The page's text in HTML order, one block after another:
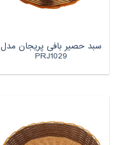
سبد حصیر بافی پریجان مدل
PRJ1029